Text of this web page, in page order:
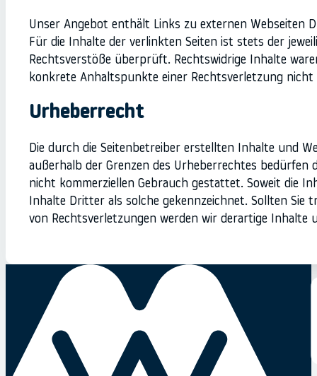
Unser Angebot enthält Links zu externen Webseiten
Für die Inhalte der verlinkten Seiten ist stets der
Rechtsverstöße überprüft. Rechtswidrige Inhalte
konkrete Anhaltspunkte einer Rechtsverletzung
Urheberrecht
Die durch die Seitenbetreiber erstellten Inhalte und
außerhalb der Grenzen des Urheberrechtes
nicht kommerziellen Gebrauch gestattet. Soweit die
Inhalte Dritter als solche gekennzeichnet. Sollten Sie
von Rechtsverletzungen werden wir derartige Inhalte